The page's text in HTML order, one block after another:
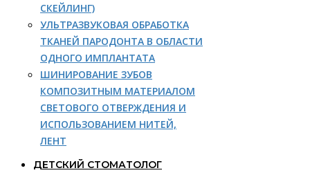
СКЕЙЛИНГ)
УЛЬТРАЗВУКОВАЯ ОБРАБОТКА
ТКАНЕЙ ПАРОДОНТА В ОБЛАСТИ
ОДНОГО ИМПЛАНТАТА
ШИНИРОВАНИЕ ЗУБОВ
КОМПОЗИТНЫМ МАТЕРИАЛОМ
СВЕТОВОГО ОТВЕРЖДЕНИЯ И
ИСПОЛЬЗОВАНИЕМ НИТЕЙ,
ЛЕНТ
ДЕТСКИЙ СТОМАТОЛОГ